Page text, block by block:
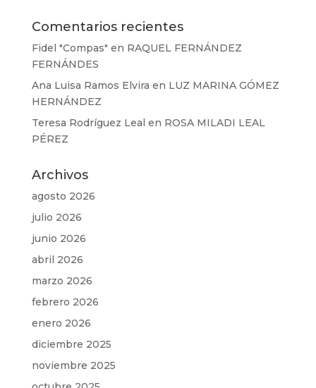
Comentarios recientes
Fidel "Compas" en RAQUEL FERNÁNDEZ
FERNÁNDES
Ana Luisa Ramos Elvira en LUZ MARINA GÓMEZ
HERNÁNDEZ
Teresa Rodríguez Leal en ROSA MILADI LEAL
PÉREZ
Archivos
agosto 2026
julio 2026
junio 2026
abril 2026
marzo 2026
febrero 2026
enero 2026
diciembre 2025
noviembre 2025